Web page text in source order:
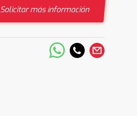
Solicitar más información